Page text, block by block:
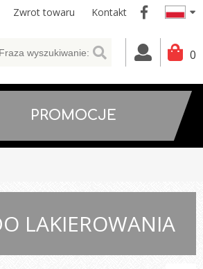
Zwrot towaru Kontakt
0
PROMOCJE
LAKIEROWANIA